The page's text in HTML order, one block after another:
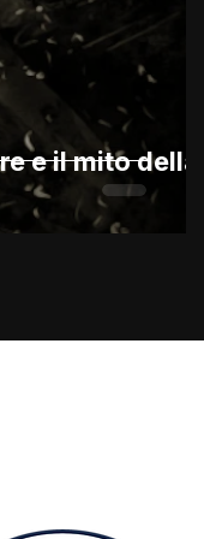
e il mito della